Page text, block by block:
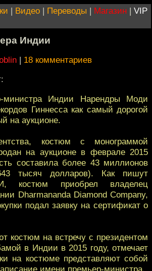
| Видео | Переводы | Магазин | VIP
Индии
| 18 комментариев
министра Индии Нарендры Моди
Гиннесса как самый дорогой
на аукционе.
костюм с монограммой
на аукционе в феврале 2015
составила более 43 миллионов
тысяч долларов). Как пишут
костюм приобрел владелец
Dharmananda Diamond Company,
подал заявку на сертификат о
костюм на встречу с президентом
в Индии в 2015 году, отмечает
на костюме представляют собой
имени премьер-министра.